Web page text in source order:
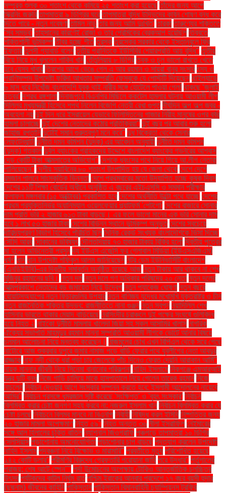
সম্পূরক শুল্ক ৩০ শতাংশ থেকে কমিয়ে ২৫ শতাংশ করা হয়েছে তাঁদের জন্য আগে
স্ক্রিনিং জরুরি তাপমাত্রা ৯ ডিগ্রির ঘরে তাপমাত্রা বৃদ্ধি উদ্ভিদের কার্বন শোষণ বন্ধ করে
দিতে পারে - নতুন গবেষণা তামিল নাড়ু তার জন্য আমি দুঃখিত' তারকা তারুণ্যের শক্তিতে
‘সব সম্ভব’ তাহসানের কারণেই রোজা ও তার প্রেমিকের ব্রেকআপ হয়েছিল তিব্বতে
শক্তিশালী ভূমিকম্প তীব্র হচ্ছে শীত তুরস্ক তুরস্কের সরকার থেকে ইস্তানবুলে ফ্রি
ইফতার তুলসী গ্যাবার্ড বলেন তৃতীয় প্রান্তিকে ইউসিবির শেয়ারপ্রতি আয় বৃদ্ধি" তৃতীয়
বিয়ে নিয়ে মুখ খুললেন শাকিব খান তেঁতুলিয়ায় ৮ ডিগ্রি ত্বক ও চুল ভালো রাখতে খেতে
হবে যেসব খাবার ত্রিশের আগে ভেঙে গেল এ আর রহমান ও সায়রা বানুর সংসার ৎস্য ও
প্রাণিসম্পদ উপদেষ্টা ফরিদা আখতার সম্প্রতি ফেসবুকে যে পোস্টটি দিয়েছেন থাইল্যান্ডে
৬ মাস ধরে নিখোঁজ বাংলাদেশি যুবক থাই নারীর সঙ্গে হোটেলে পাওয়া গেল! থাকছে ‘জুলাই
চত্বর’ দশরথ রঙ্গশালা দিনাজপুরে বিএনপির মিছিলে ককটেল হামলার ঘটনায় আওয়ামী লীগ
দিল্লির মুখ্যমন্ত্রী হিসেবে শপথ নিলেন বিজেপি নেত্রী রেখা গুপ্ত দীর্ঘদিন অল্প অল্প জ্বর -
অবহেলা নয় দুই দিন ধরে ইসরায়েল যেভাবে ফিলিস্তিনের গাজার নিরীহ মানুষের ওপর বর্বর
হামলা চালাচ্ছে দুই দেশের নেতাদের কঠোর প্রতিক্রিয়া" দুই বছর পর আবার শুরু হলো
জাহাজ রপ্তানি দুটোই সমান গুরুত্বপূর্ণ মনে করে" দুধ বিক্রেতা থেকে সেনার
লেফটেন্যান্ট! দুর্নীতি দমন কমিশন (দুদক) এর আবেদন অনুযায়ী দুর্নীতি দমন কমিশন
(দুদক) গতকাল দুর্বল ব্যাংকের গ্রাহকদের উদ্দেশে বাংলাদেশ ব্যাংকের গভর্নরের আশ্বাস
দেড় কোটি টাকা আত্মসাতের অভিযোগ" দেশকে ধ্বংসের পথে নিয়ে গিয়ে আ.লীগ নেতারা
পালিয়েছেন" দেশীয় সয়াবিনের ৮০ শতাংশ উৎপাদিত হয় যে জেলা থেকে দেশে দেশে
রমজান পালনে সাংস্কৃতিক ভিন্নতা দেশে প্রথমবারের মতো উদযাপিত হচ্ছে কৃষক দিবস
দেশের ১১টি শিক্ষা বোর্ডের অধীনে অনুষ্ঠিত এ বছরের এইচএসসি ও সমমান পরীক্ষার
ফলাফল মঙ্গলবার (১৫ অক্টোবর) প্রকাশিত হবে দেশের অর্থনীতি উল্টো পথে যাচ্ছে দেশের
প্রথম প্রযুক্তিনির্ভর অ্যানিম্যাল ওয়েলফেয়ার প্ল্যাটফর্ম 'পেটগো' দেশের বাজারে সোনার
দাম প্রতি ভরি ২ হাজার ৬১৩ টাকা বাড়ছে। এর ফলে ভালো মানের এক ভরি সোনার দাম
হবে ১ লাখ ৫৩ হাজার টাকা দেশের বিভিন্ন স্থানে ভূমিকম্প অনুভূত দেশের সবচেয়ে
দারিদ্র্যপ্রবণ বিভাগ হিসেবে পরিচিত ছিল দৈনিক রেকর্ড সংখ্যক বাংলাদেশিকে ভিসা দিচ্ছে
সৌদি আরব দোকানের ভবিষ্যৎ দৌলতদিয়ায় ৭৩ হাজার টাকায় বিক্রি হলো দ্বিতীয় পুত্রের
মা হলেন অভিনেত্রী প্রসূন দ্য ইউএস এজেন্সি ফর গ্লোবাল মিডিয়া (ইউএসএজিএম)
ধর্ষণ ধান ধান উপদেষ্টা শফিকুল আলম জানিয়েছেন নটর ডেম ইউনিভার্সিটি বাংলাদেশ
(এনডিইউবি)-এর দ্বিতীয় সমাবর্তন অনুষ্ঠিত হয়েছে আজ নতুন টাকায় আর থাকবে না শেখ
মুজিবুর রহমানের ছবি। নতুন দল নতুন দলে গণ অধিকার পরিষদের ২০ নেতা নতুন দলের
আত্মপ্রকাশে নেতাদের বড় জমায়েত নিয়ে উদ্বেগ নতুন প্যাকেজ ঘোষণা নতুন বছরে
হোয়াটসঅ্যাপের নতুন ফিচারগুলির উপহার নতুন বাণিজ্য যুদ্ধের মুখোমুখি যুক্তরাষ্ট্র ও চীন
নতুন রাজনৈতিক শক্তির উদ্ভব: রাজনীতিতে নানা গুঞ্জন নতুন স্বপ্ন নয়াদিল্লি শেখ
হাসিনার ভারতে থাকার মেয়াদ বাড়িয়েছে নরসিংদীর চরাঞ্চলে দুই পক্ষের সংঘর্ষে গুলিবিদ্ধ
হয়ে নিহত ২ নাইকো দুর্নীতি মামলায় খালেদা জিয়া সহ সকল আসামির খালাস নাগরিক
ঐক্যের সভাপতি মাহমুদুর রহমান মান্না সম্প্রতি আওয়ামী লীগকে ভোটে আনার বিষয়ে
চলমান আলোচনা নিয়ে মন্তব্য করেছেন। নাজমুলের চোখ এখন বিপিএল থেকে সরে গেছে
নাটোরে আজ শুক্রবার দুপুরে জুমার নামাজ পড়ে বাড়ি ফেরার পথে যুবলীগের নেতা আবদুর
রাজ্জাক নাফ নদী থেকে ধরা পড়া চার জেলেকে পাঁচ দিনেও ফেরত দেয়নি আরাকান আর্মি"
নায়ক মান্নার জীবনী নিয়ে সিনেমা বানানোর পরিকল্পনা নাহিদ ইসলামে নিকগঞ্জে এমআরআই
যন্ত্র দুটি বন্ধ নিজে গাড়ি চালিয়ে মাকে হাসপাতালে নিয়ে গেলেন তারেক রহমান নিজে
নাচলেন নির্বাচন দেওয়ার আগে সংস্কার সম্পন্ন করতে হবে: ইসলামী আন্দোলনের নায়েবে
আমির" নির্বাচন প্রসঙ্গে ধূম্রজাল সৃষ্টি করেছে 'সংক্ষিপ্ত' ও 'বৃহৎ সংস্কার' নির্বাচন
বিলম্বিত করার চেষ্টা জনগণ সহ্য করবে না: নজরুল ইসলাম খান নির্বাচন বিলম্বিত করার যে
চেষ্টা চলছে নির্বাচনে বিলম্ব মানবে না বিএনপি নির্বাহী নিষিদ্ধ করল ইসিবি নিষ্পত্তির জন্য
২০ হাজার মামলা অপেক্ষমাণ নিহত ৫৯" নিহত অন্তত ৩৬ নীলা ইসরাফিল নেইমারের
সঙ্গে আল হিলালের চুক্তি বাতিল ন্যাশনাল জিওগ্রাফি পঞ্চগড়ে তাপমাত্রা ১০ ডিগ্রি
সেলসিয়াস পড়াশোনায় অমনোযোগিতা পড়াশোনার চাপ বাড়ছে পদত্যাগ করলেন উপদেষ্টা
নাহিদ ইসলাম পদবঞ্চনা নিয়ে বিক্ষোভ ও মারামারি" পরবর্তীতে মৃত্যু পরিশোধিত হয়েছে
২৪২ কোটি ডলার" পরীমণির বিরুদ্ধে গ্রেফতারি পরোয়ানা জারি পরে উদ্ধার" পর্তুগালের
পরাজয়; শেষ আটে স্পেন"" পর্দা উন্মোচনের অপেক্ষায় টোকিও আন্তর্জাতিক চলচ্চিত্র
উৎসব পর্যটকদের কাটল নির্ঘুম রাত পশ্চিম ইরাকের আনবার প্রদেশে ১৭ বছর বয়সী হুদার
(ছদ্মনাম) জীবনের কাহিনি পাকিস্তান পাকিস্তান বিমানবাহিনী চ্যাম্পিয়নস ট্রফির